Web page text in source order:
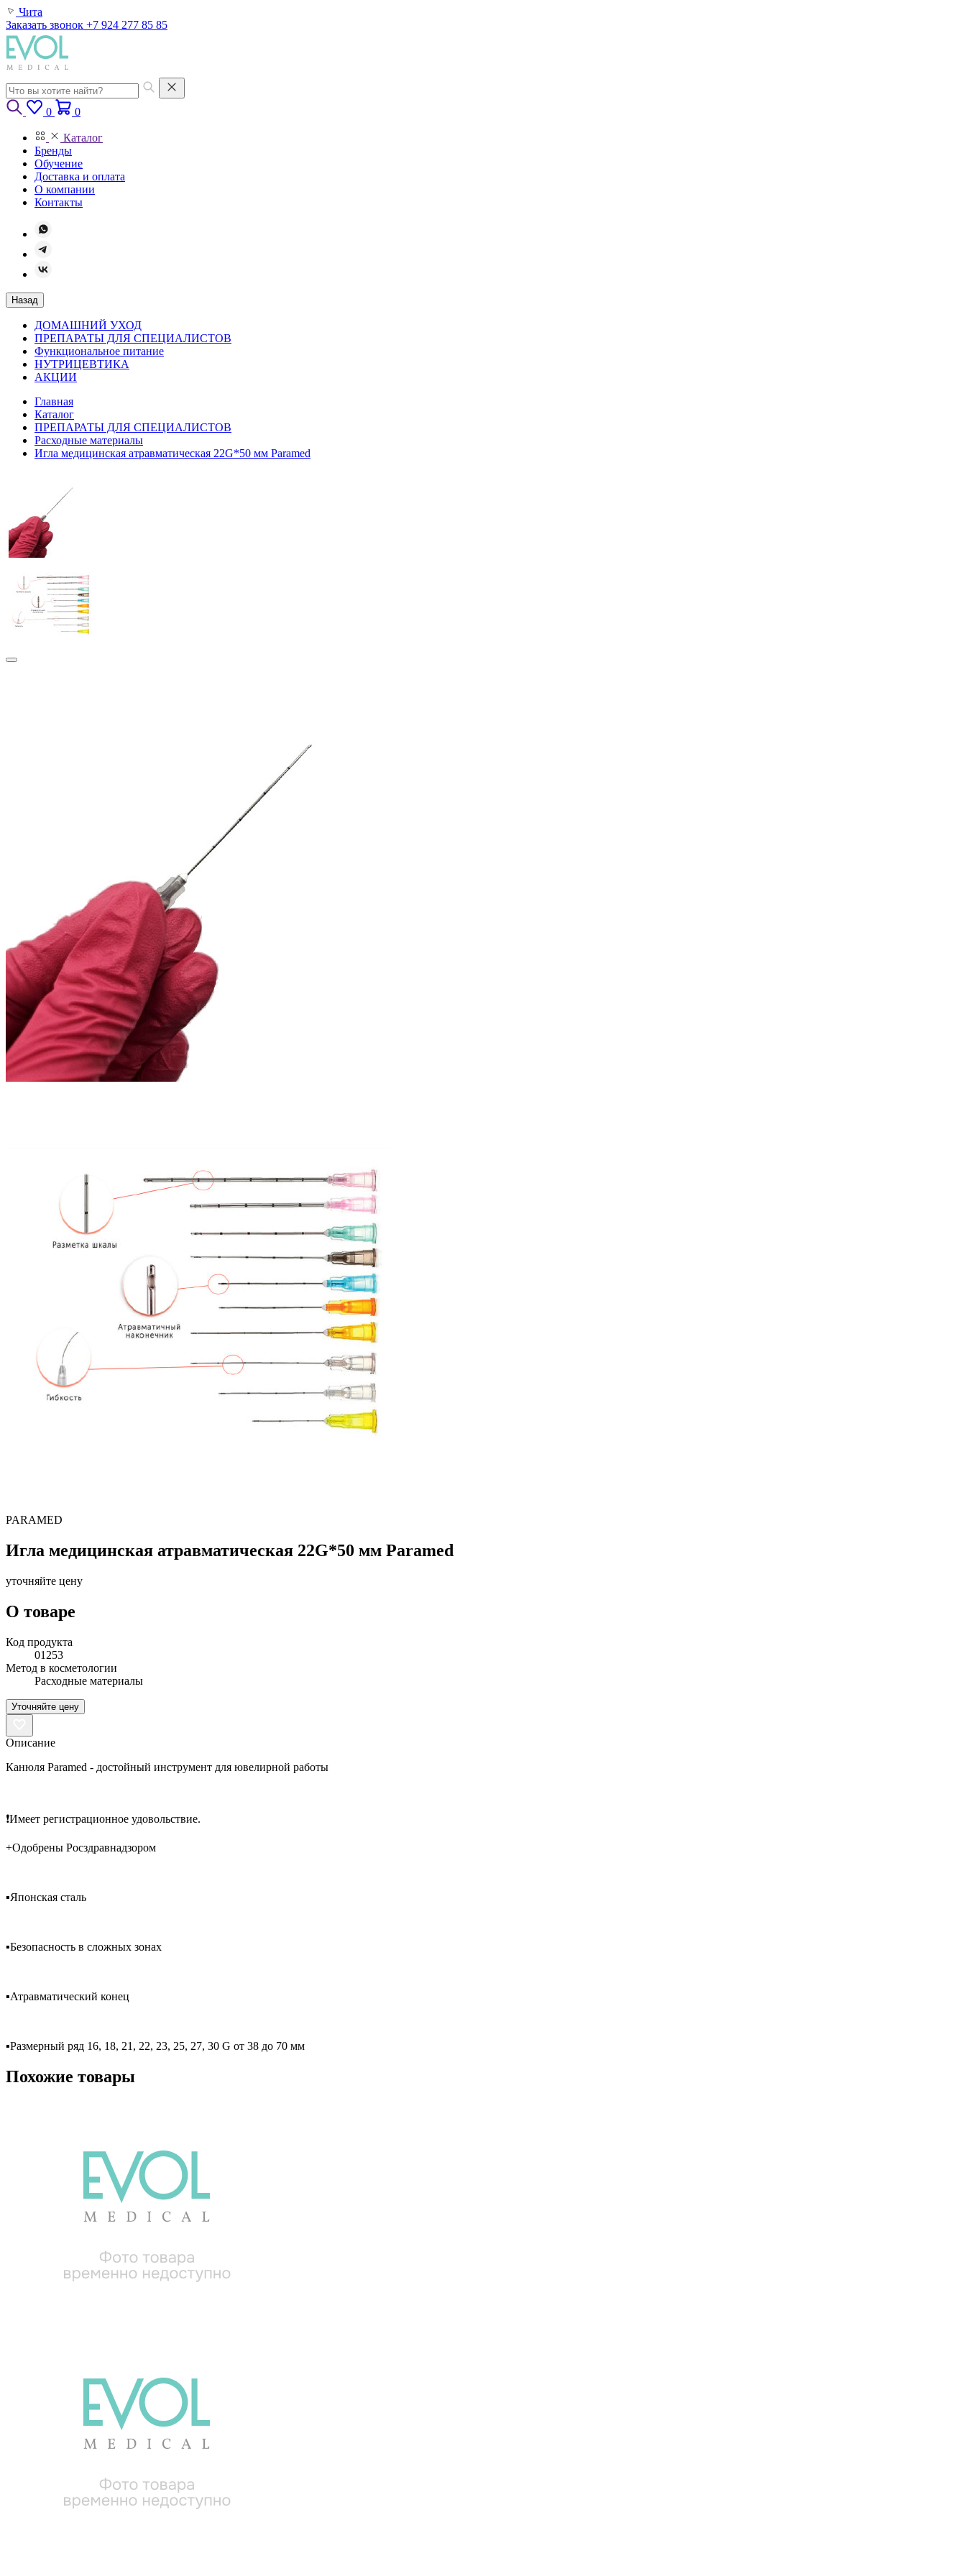
Чита
Заказать звонок +7 924 277 85 85
0 0
Каталог
Бренды
Обучение
Доставка и оплата
О компании
Контакты
Назад
ДОМАШНИЙ УХОД
ПРЕПАРАТЫ ДЛЯ СПЕЦИАЛИСТОВ
Функциональное питание
НУТРИЦЕВТИКА
АКЦИИ
Главная
Каталог
ПРЕПАРАТЫ ДЛЯ СПЕЦИАЛИСТОВ
Расходные материалы
Игла медицинская атравматическая 22G*50 мм Paramed
PARAMED
Игла медицинская атравматическая 22G*50 мм Paramed
уточняйте цену
О товаре
Код продукта
01253
Метод в косметологии
Расходные материалы
Уточняйте цену
Описание
Канюля Paramed - достойный инструмент для ювелирной работы
❗️Имеет регистрационное удовольствие.
+Одобрены Росздравнадзором
▪️Японская сталь
▪️Безопасность в сложных зонах
▪️Атравматический конец
▪️Размерный ряд 16, 18, 21, 22, 23, 25, 27, 30 G от 38 до 70 мм
Похожие товары